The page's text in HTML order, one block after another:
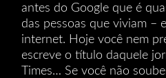
antes do Google que é
das pessoas que viviam –
internet. Hoje você nem
escreve o título daquele
Times… Se você não